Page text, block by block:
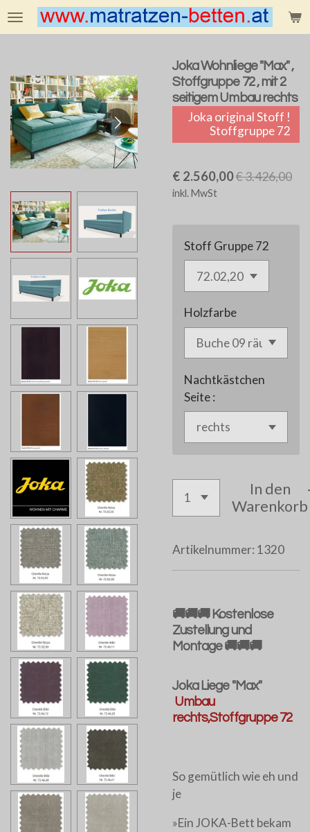
Zum
Hauptinhalt
Joka Wohnliege "Max" ,
Stoffgruppe 72 , mit 2
seitigem Umbau rechts
Joka original Stoff !
Stoffgruppe 72
€ 2.560,00€ 3.426,00
inkl. MwSt
Stoff Gruppe 72
Holzfarbe
Nachtkästchen
Seite :
In den
Warenkorb
Artikelnummer: 1320
🚚🚚🚚 Kostenlose
Zustellung und
Montage 🚚🚚🚚
Joka Liege "Max"
Umbau
rechts,Stoffgruppe 72
So gemütlich wie eh und
je
»Ein JOKA-Bett bekam